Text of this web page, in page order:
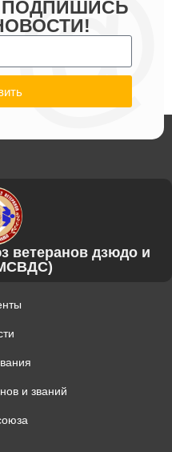
ПОДПИШИСЬ
ветеранов дзюдо и
и званий